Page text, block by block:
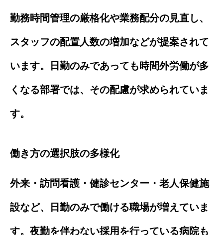
勤務時間管理の厳格化や業務配分の見直し、
スタッフの配置人数の増加などが提案されて
います。日勤のみであっても時間外労働が多
くなる部署では、その配慮が求められていま
す。
働き方の選択肢の多様化
外来・訪問看護・健診センター・老人保健施
設など、日勤のみで働ける職場が増えていま
す。夜勤を伴わない採用を行っている病院も